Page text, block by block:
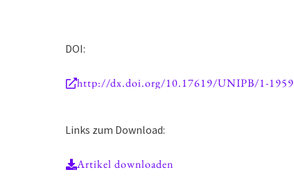
DOI:
http://dx.doi.org/10.17619/UNIPB/1-1959
Links zum Download:
Artikel downloaden